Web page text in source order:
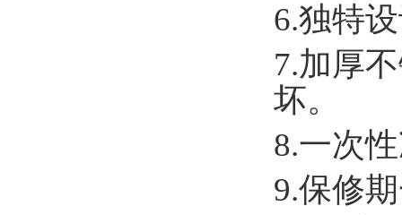
6.独特
7.加厚
坏。
8.一次
9.保修